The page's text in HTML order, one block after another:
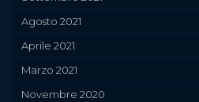
Agosto 2021
Aprile 2021
Marzo 2021
Novembre 2020